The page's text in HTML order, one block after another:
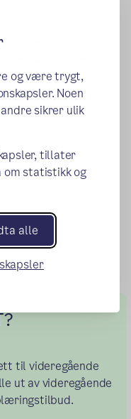
og være trygt,
Noen
sikrer ulik
tillater
om statistikk og
alle
på Torshov
seg fra
skolen du går på
38 377. Du får en
skolestart.
skoleåret så lenge
til videregående
ut av videregående